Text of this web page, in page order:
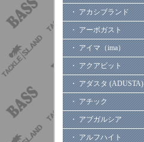
・ アカシブランド
・ アーボガスト
・ アイマ（ima）
・ アクアビット
・ アダスタ (ADUSTA)
・ アチック
・ アブガルシア
・ アルフハイト